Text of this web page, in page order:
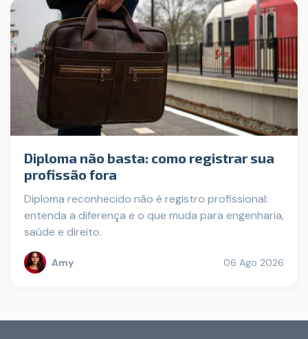
Diploma não basta: como registrar sua
profissão fora
Diploma reconhecido não é registro profissional:
entenda a diferença e o que muda para engenharia,
saúde e direito.
Amy 06 Ago 2026